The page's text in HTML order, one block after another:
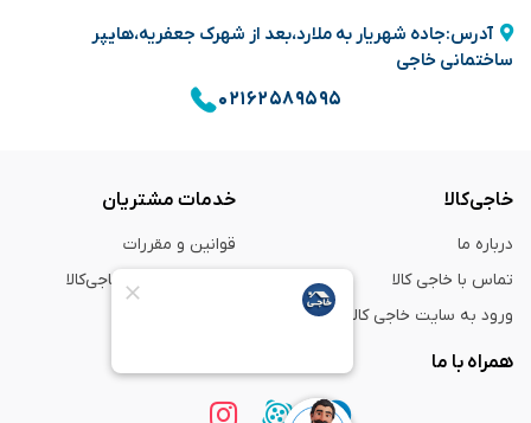
آدرس:جاده شهریار به ملارد،بعد از شهرک جعفریه،هایپر
ساختمانی خاجی
۰۲۱۶۲۵۸۹۵۹۵
خاجی‌کالا
درباره ما
تماس با خاجی کالا
ورود به سایت خاجی‌ کالا
خدمات مشتریان
قوانین و مقررات
راهنمای خرید از خاجی‌کالا
همراه با ما